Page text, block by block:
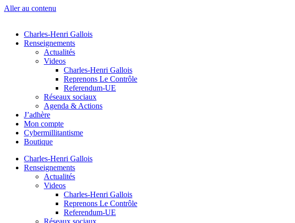
Aller au contenu
Charles-Henri Gallois
Renseignements
Actualités
Videos
Charles-Henri Gallois
Reprenons Le Contrôle
Referendum-UE
Réseaux sociaux
Agenda & Actions
J’adhère
Mon compte
Cybermillitantisme
Boutique
Charles-Henri Gallois
Renseignements
Actualités
Videos
Charles-Henri Gallois
Reprenons Le Contrôle
Referendum-UE
Réseaux sociaux